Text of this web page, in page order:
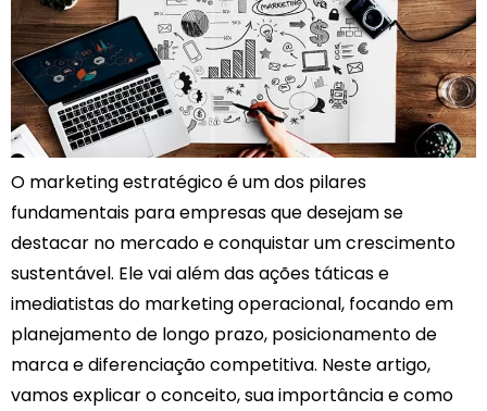
O marketing estratégico é um dos pilares
fundamentais para empresas que desejam se
destacar no mercado e conquistar um crescimento
sustentável. Ele vai além das ações táticas e
imediatistas do marketing operacional, focando em
planejamento de longo prazo, posicionamento de
marca e diferenciação competitiva. Neste artigo,
vamos explicar o conceito, sua importância e como